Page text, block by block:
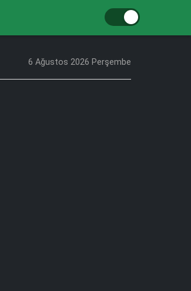
6 Ağustos 2026 Perşembe